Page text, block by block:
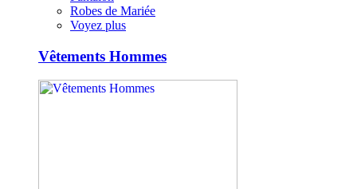
Robes de Mariée
Voyez plus
Vêtements Hommes